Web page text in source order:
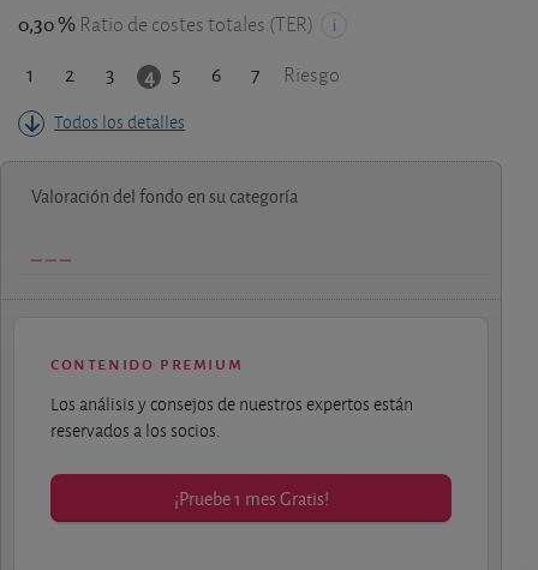
0,30 % Ratio de costes totales (TER)
1 2 3 4 5 6 7 Riesgo
Todos los detalles
Valoración del fondo en su categoría
contenido premium
Los análisis y consejos de nuestros expertos están
reservados a los socios.
¡Pruebe 1 mes Gratis!